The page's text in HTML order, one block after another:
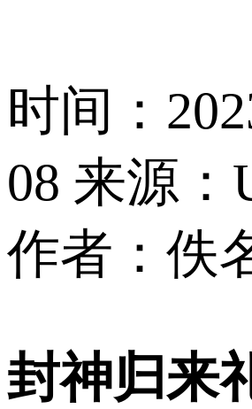
时间：
08 来源：
作者：佚
封神归来